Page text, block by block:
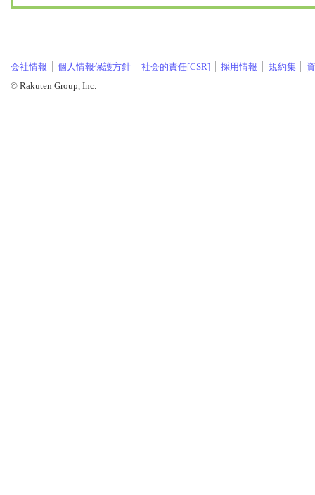
会社情報 個人情報保護方針 社会的責任[CSR] 採用情報 規約集
© Rakuten Group, Inc.